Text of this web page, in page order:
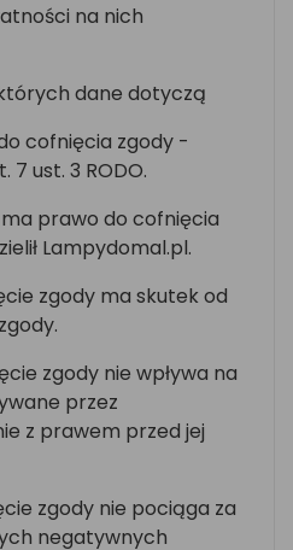
na nich
dane dotyczą
cofnięcia zgody -
ust. 3 RODO.
prawo do cofnięcia
Lampydomal.pl.
zgody ma skutek od
zgody nie wpływa na
przez
z prawem przed jej
zgody nie pociąga za
negatywnych